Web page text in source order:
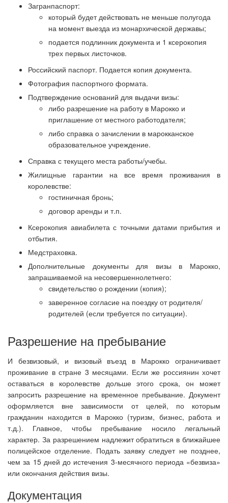
Загранпаспорт:
который будет действовать не меньше полугода
на момент выезда из монархической державы;
подается подлинник документа и 1 ксерокопия
трех первых листочков.
Российский паспорт. Подается копия документа.
Фотография паспортного формата.
Подтверждение оснований для выдачи визы:
либо разрешение на работу в Марокко и
приглашение от местного работодателя;
либо справка о зачислении в марокканское
образовательное учреждение.
Справка с текущего места работы/учебы.
Жилищные гарантии на все время проживания в
королевстве:
гостиничная бронь;
договор аренды и т.п.
Ксерокопия авиабилета с точными датами прибытия и
отбытия.
Медстраховка.
Дополнительные документы для визы в Марокко,
запрашиваемой на несовершеннолетнего:
свидетельство о рождении (копия);
заверенное согласие на поездку от родителя/
родителей (если требуется по ситуации).
Разрешение на пребывание
И безвизовый, и визовый въезд в Марокко ограничивает
проживание в стране 3 месяцами. Если же россиянин хочет
оставаться в королевстве дольше этого срока, он может
запросить разрешение на временное пребывание. Документ
оформляется вне зависимости от целей, по которым
гражданин находится в Марокко (туризм, бизнес, работа и
т.д.). Главное, чтобы пребывание носило легальный
характер. За разрешением надлежит обратиться в ближайшее
полицейское отделение. Подать заявку следует не позднее,
чем за 15 дней до истечения 3-месячного периода «безвиза»
или окончания действия визы.
Документация